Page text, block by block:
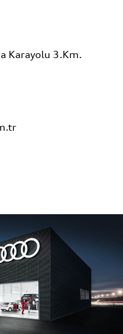
Karayolu 3.Km.